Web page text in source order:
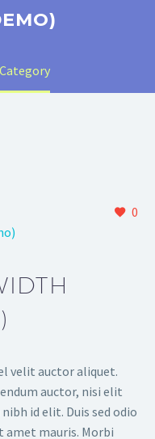
0
velit auctor aliquet.
auctor, nisi elit
id elit. Duis sed odio
amet mauris. Morbi